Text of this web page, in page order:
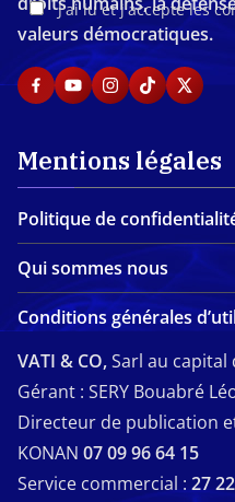
J'ai lu et j'accepte les
valeurs démocratiques.
Mentions légales
Politique de
Qui sommes nous
Conditions générales
VATI & CO,Sarl au capital
Gérant : SERY Bouabré
Directeur de publication
KONAN 07 09 96 64 15
Service commercial : 27